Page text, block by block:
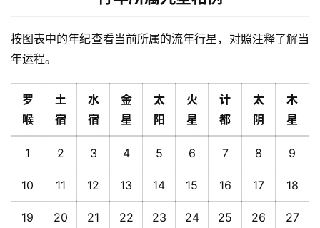
按图表中的年纪查看当前所属的流年行星，对照注释了解当
年运程。
罗
喉
土
宿
水
宿
金
星
太
阳
火
星
计
都
太
阴
木
星
1 2 3 4 5 6 7 8 9
10 11 12 13 14 15 16 17 18
19 20 21 22 23 24 25 26 27